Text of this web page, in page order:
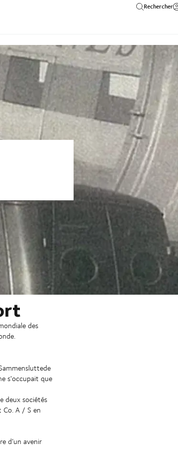
Rechercher
des
s'occupait que
deux sociétés
A / S en
d’un avenir